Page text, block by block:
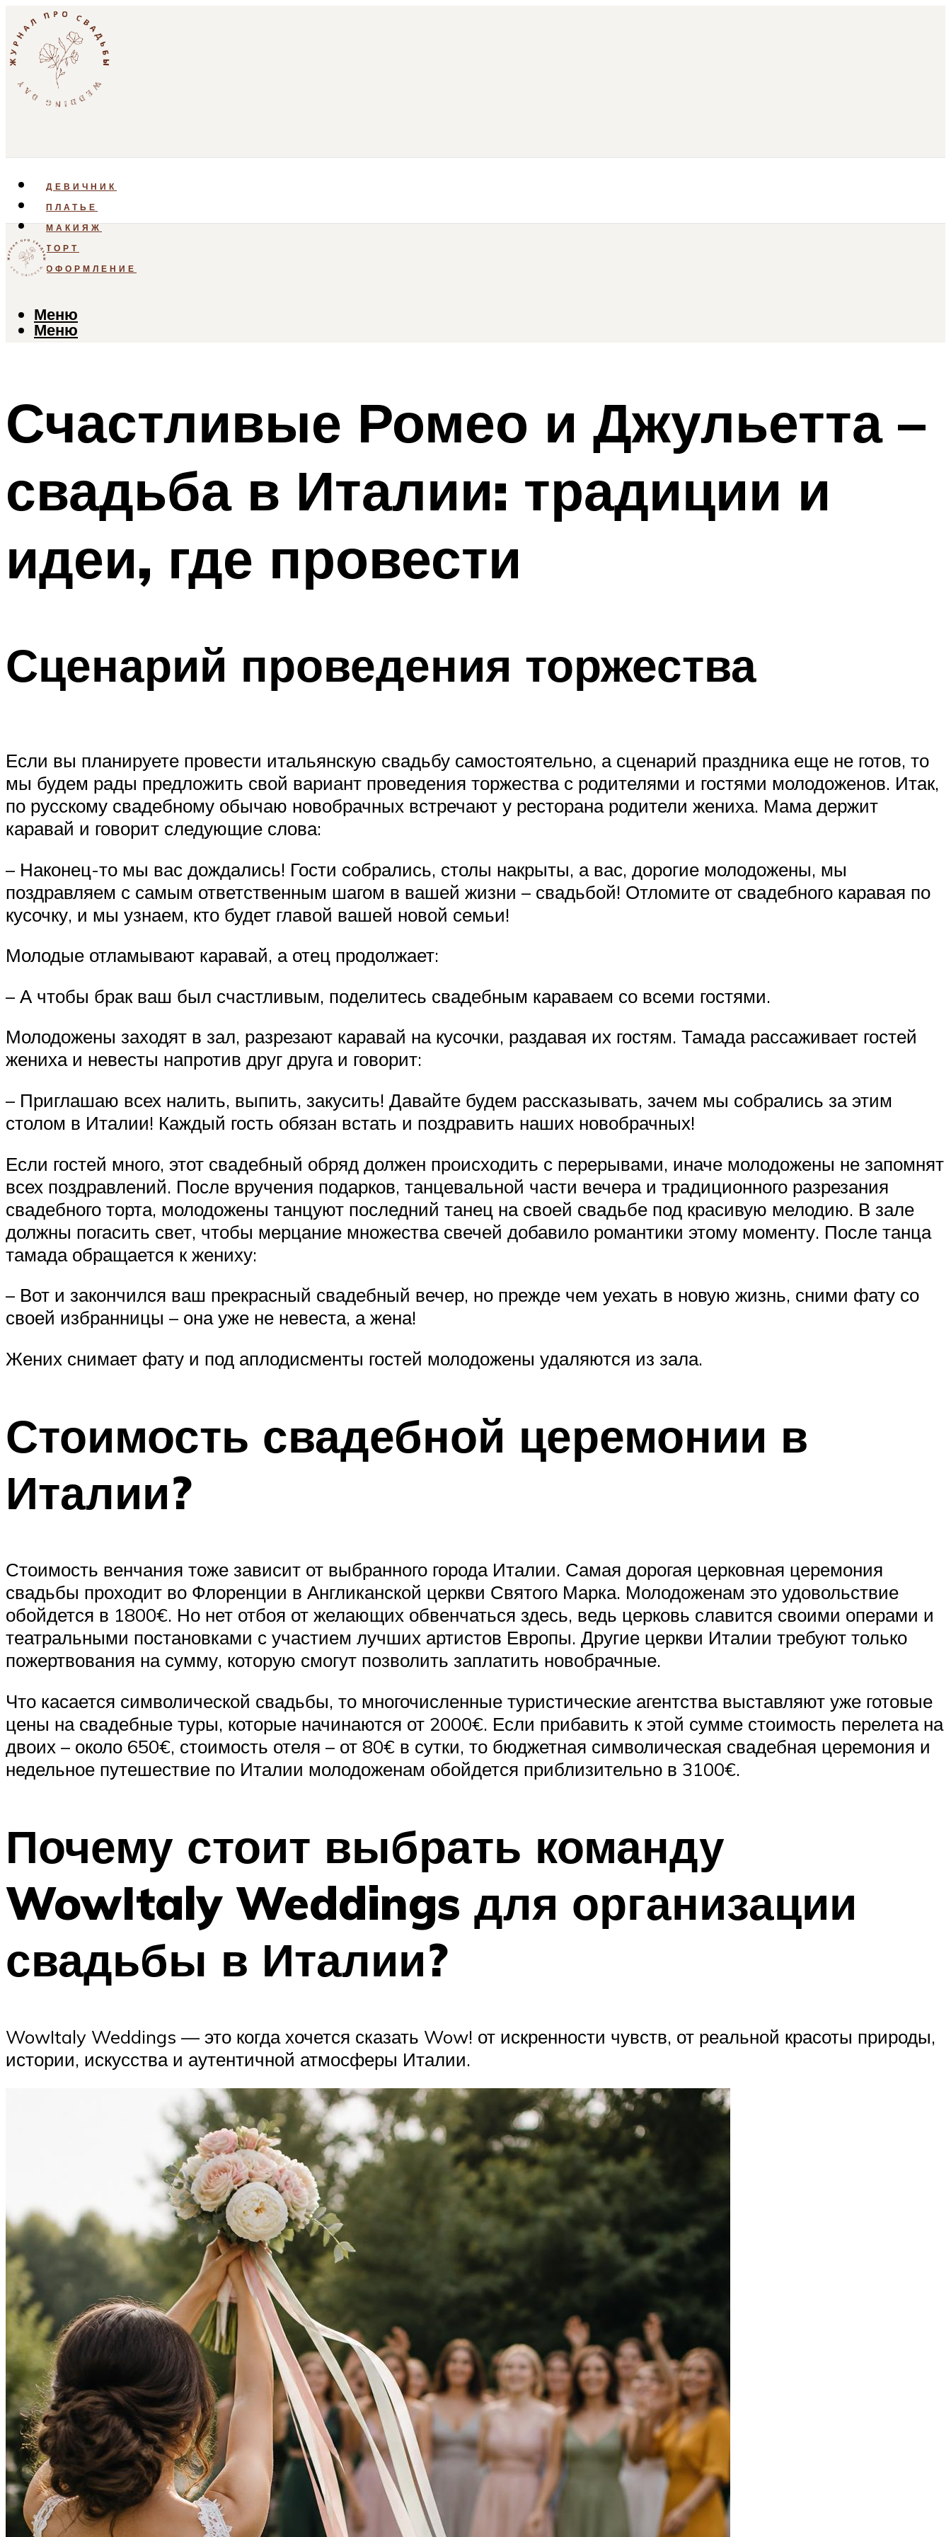
ДЕВИЧНИК
ПЛАТЬЕ
МАКИЯЖ
ТОРТ
ОФОРМЛЕНИЕ
Меню
Меню
Счастливые Ромео и Джульетта –
свадьба в Италии: традиции и
идеи, где провести
Сценарий проведения торжества
Если вы планируете провести итальянскую свадьбу самостоятельно, а сценарий праздника еще не готов, то
мы будем рады предложить свой вариант проведения торжества с родителями и гостями молодоженов. Итак,
по русскому свадебному обычаю новобрачных встречают у ресторана родители жениха. Мама держит
каравай и говорит следующие слова:
– Наконец-то мы вас дождались! Гости собрались, столы накрыты, а вас, дорогие молодожены, мы
поздравляем с самым ответственным шагом в вашей жизни – свадьбой! Отломите от свадебного каравая по
кусочку, и мы узнаем, кто будет главой вашей новой семьи!
Молодые отламывают каравай, а отец продолжает:
– А чтобы брак ваш был счастливым, поделитесь свадебным караваем со всеми гостями.
Молодожены заходят в зал, разрезают каравай на кусочки, раздавая их гостям. Тамада рассаживает гостей
жениха и невесты напротив друг друга и говорит:
– Приглашаю всех налить, выпить, закусить! Давайте будем рассказывать, зачем мы собрались за этим
столом в Италии! Каждый гость обязан встать и поздравить наших новобрачных!
Если гостей много, этот свадебный обряд должен происходить с перерывами, иначе молодожены не запомнят
всех поздравлений. После вручения подарков, танцевальной части вечера и традиционного разрезания
свадебного торта, молодожены танцуют последний танец на своей свадьбе под красивую мелодию. В зале
должны погасить свет, чтобы мерцание множества свечей добавило романтики этому моменту. После танца
тамада обращается к жениху:
– Вот и закончился ваш прекрасный свадебный вечер, но прежде чем уехать в новую жизнь, сними фату со
своей избранницы – она уже не невеста, а жена!
Жених снимает фату и под аплодисменты гостей молодожены удаляются из зала.
Стоимость свадебной церемонии в
Италии?
Стоимость венчания тоже зависит от выбранного города Италии. Самая дорогая церковная церемония
свадьбы проходит во Флоренции в Англиканской церкви Святого Марка. Молодоженам это удовольствие
обойдется в 1800€. Но нет отбоя от желающих обвенчаться здесь, ведь церковь славится своими операми и
театральными постановками с участием лучших артистов Европы. Другие церкви Италии требуют только
пожертвования на сумму, которую смогут позволить заплатить новобрачные.
Что касается символической свадьбы, то многочисленные туристические агентства выставляют уже готовые
цены на свадебные туры, которые начинаются от 2000€. Если прибавить к этой сумме стоимость перелета на
двоих – около 650€, стоимость отеля – от 80€ в сутки, то бюджетная символическая свадебная церемония и
недельное путешествие по Италии молодоженам обойдется приблизительно в 3100€.
Почему стоит выбрать команду
WowItaly Weddings для организации
свадьбы в Италии?
WowItaly Weddings — это когда хочется сказать Wow! от искренности чувств, от реальной красоты природы,
истории, искусства и аутентичной атмосферы Италии.